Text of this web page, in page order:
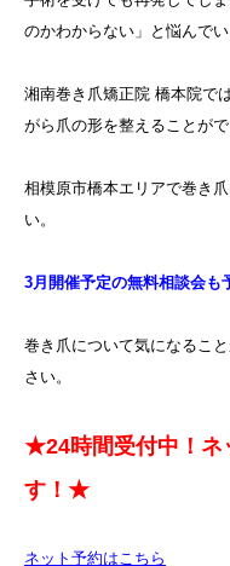
のかわからない」と悩んで
湘南巻き爪矯正院 橋本院では
がら爪の形を整えることがで
相模原市橋本エリアで巻き
い。
3月開催予定の無料相談会も
巻き爪について気になるこ
さい。
★24時間受付中！ネ
す！★
ネット予約はこちら